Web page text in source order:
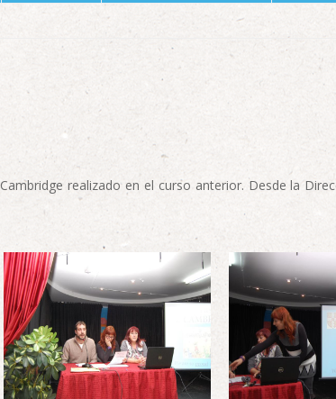
realizado en el curso anterior. Desde la